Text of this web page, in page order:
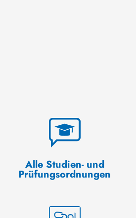
Alle Studien- und
Prüfungsordnungen